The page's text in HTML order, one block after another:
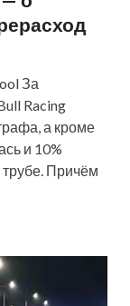
За
Racing
а кроме
и 10%
Причём